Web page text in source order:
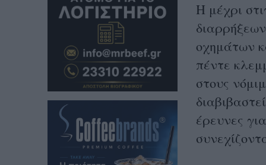
Η μέχρι
οχημάτων
πέντε
στους
έρευνες